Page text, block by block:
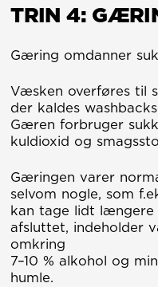
TRIN 4:
Gæring omdanner
Væsken overføres til
der kaldes
Gæren forbruger
kuldioxid og
Gæringen varer
selvom nogle, som
kan tage lidt
afsluttet, indeholder
omkring
7–10 % alkohol og
humle.